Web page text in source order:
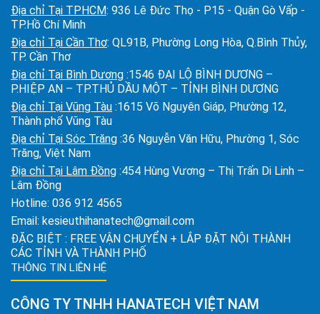
Địa chỉ Tại TPHCM: 936 Lê Đức Thọ - P15 - Quận Gò Vấp -
TP.Hồ Chí Minh
Địa chỉ Tại Cần Thơ: QL91B, Phường Long Hòa, Q.Bình Thủy,
TP. Cần Thơ
Địa chỉ Tại Bình Dương :1546 ĐẠI LỘ BÌNH DƯƠNG –
P.HIỆP AN – TP.THỦ DẦU MỘT – TỈNH BÌNH DƯƠNG
Địa chỉ Tại Vũng Tàu :1615 Võ Nguyên Giáp, Phường 12,
Thành phố Vũng Tàu
Địa chỉ Tại Sóc Trăng :36 Nguyễn Văn Hữu, Phường 1, Sóc
Trăng, Việt Nam
Địa chỉ Tại Lâm Đồng :454 Hùng Vương – Thị Trấn Di Linh –
Lâm Đồng
Hotline: 036 912 4565
Email: kesieuthihanatech@gmail.com
ĐẶC BIỆT : FREE VẬN CHUYỂN + LẮP ĐẶT NỘI THÀNH
CÁC TỈNH VÀ THÀNH PHỐ
THÔNG TIN LIÊN HỆ
CÔNG TY TNHH HANATECH VIỆT NAM